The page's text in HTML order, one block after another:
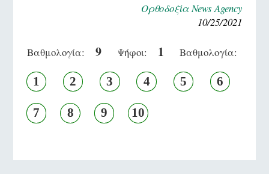
Ορθοδοξία News Agency
10/25/2021
Βαθμολογία: 9 Ψήφοι: 1 Βαθμολογία:
1 2 3 4 5 6
7 8 9 10